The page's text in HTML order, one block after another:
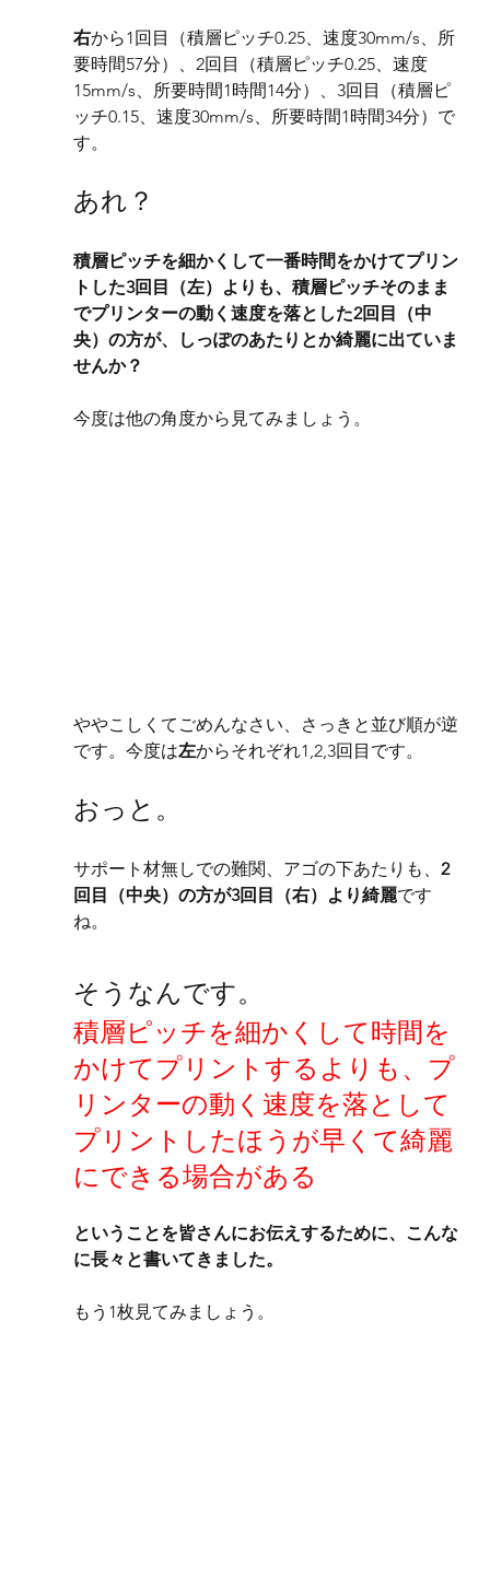
右から1回目（積層ピッチ0.25、速度30mm/s、所
要時間57分）、2回目（積層ピッチ0.25、速度
15mm/s、所要時間1時間14分）、3回目（積層ピ
ッチ0.15、速度30mm/s、所要時間1時間34分）で
す。
あれ？
積層ピッチを細かくして一番時間をかけてプリン
トした3回目（左）よりも、積層ピッチそのまま
でプリンターの動く速度を落とした2回目（中
央）の方が、しっぽのあたりとか綺麗に出ていま
せんか？
今度は他の角度から見てみましょう。
ややこしくてごめんなさい、さっきと並び順が逆
です。今度は左からそれぞれ1,2,3回目です。
おっと。
サポート材無しでの難関、アゴの下あたりも、 2
回目（中央）の方が3回目（右）より綺麗です
ね。
そうなんです。
積層ピッチを細かくして時間を
かけてプリントするよりも、プ
リンターの動く速度を落として
プリントしたほうが早くて綺麗
にできる場合がある
ということを皆さんにお伝えするために、こんな
に長々と書いてきました。
もう1枚見てみましょう。